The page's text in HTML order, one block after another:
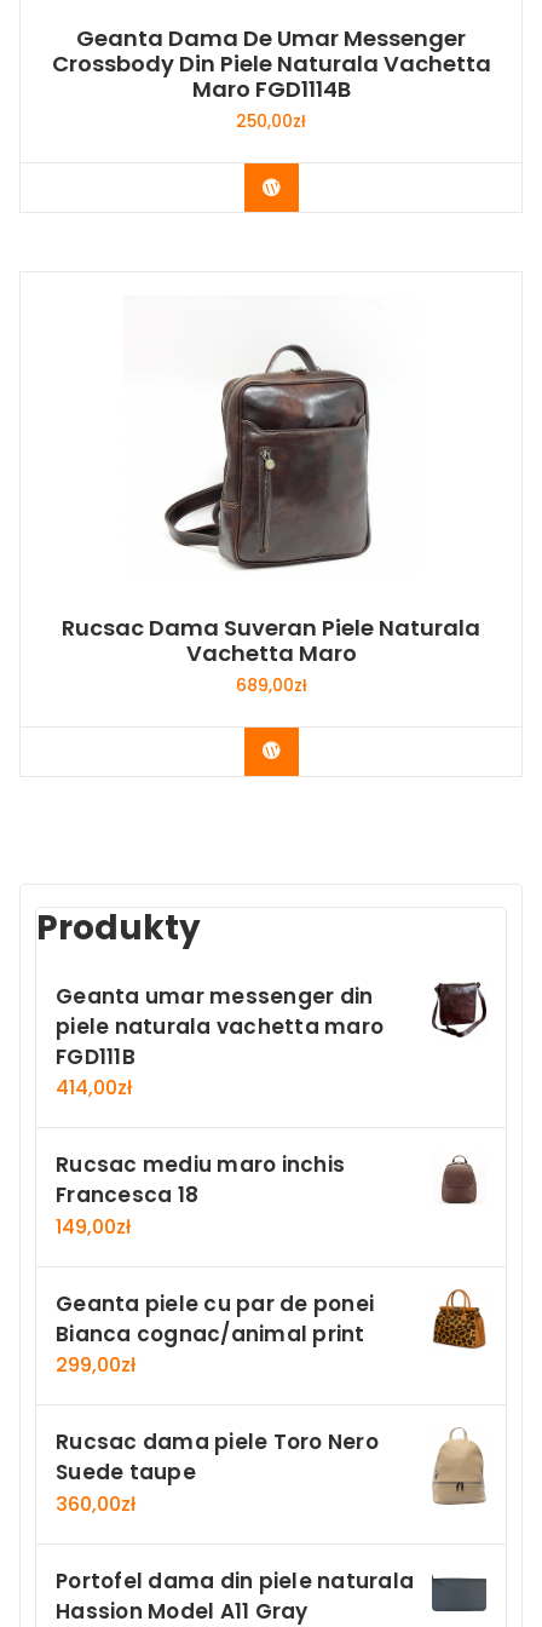
Geanta Dama De Umar Messenger
Crossbody Din Piele Naturala Vachetta
Maro FGD1114B
250,00zł
Buy Now
Rucsac Dama Suveran Piele Naturala
Vachetta Maro
689,00zł
Buy Now
Produkty
Geanta umar messenger din
piele naturala vachetta maro
FGD111B
414,00zł
Rucsac mediu maro inchis
Francesca 18
149,00zł
Geanta piele cu par de ponei
Bianca cognac/animal print
299,00zł
Rucsac dama piele Toro Nero
Suede taupe
360,00zł
Portofel dama din piele naturala
Hassion Model A11 Gray